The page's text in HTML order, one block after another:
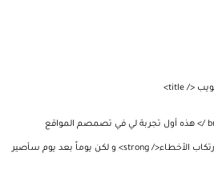
<
/
title
>
/
> هذه أول تجربة لي في تصمصم المواقع
الأخطاء<
/
strong
> و لكن يوماً بعد يوم سأصير